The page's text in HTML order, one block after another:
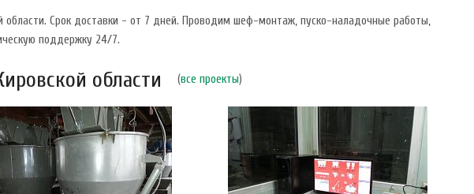
области. Срок доставки - от 7 дней. Проводим шеф-монтаж, пуско-наладочные работы,
поддержку 24/7.
области (все проекты)